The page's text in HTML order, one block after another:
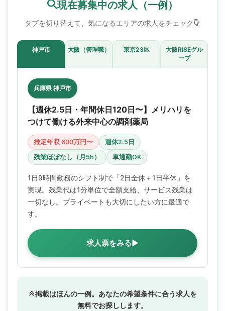
現在募集中の求人（一例）
タブを切り替えて、気になるエリアの求人をチェック
神戸市 大阪（管理職） 東京23区
大阪RISEグル
ープ
兵庫県 神戸市
【週休2.5日・年間休日120日〜】メリハリを
つけて働ける外来中心の調剤薬局
推定年収 600万円〜
週休2.5日
残業ほぼなし（月5h）
車通勤OK
1日9時間勤務のシフト制で「2日全休＋1日半休」を
実現。残業代は1分単位で全額支給、サービス残業は
一切なし。プライベートも大切にしたい方に最適で
す。
求人票をみる▶
掲載はほんの一例。あなたの希望条件に合う求人を
無料でお探しします。